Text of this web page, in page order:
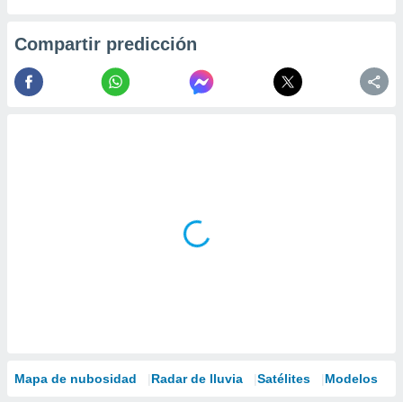
Compartir predicción
Mapa de nubosidad Radar de lluvia Satélites Modelos